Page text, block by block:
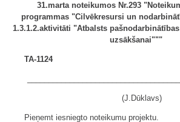
31.marta noteikumos Nr.293
programmas "Cilvēkresursi un
1.3.1.2.aktivitāti "Atbalsts
uzsākšanai"""
TA-1124
(J.Dūklavs)
Pieņemt iesniegto noteikumu projektu.